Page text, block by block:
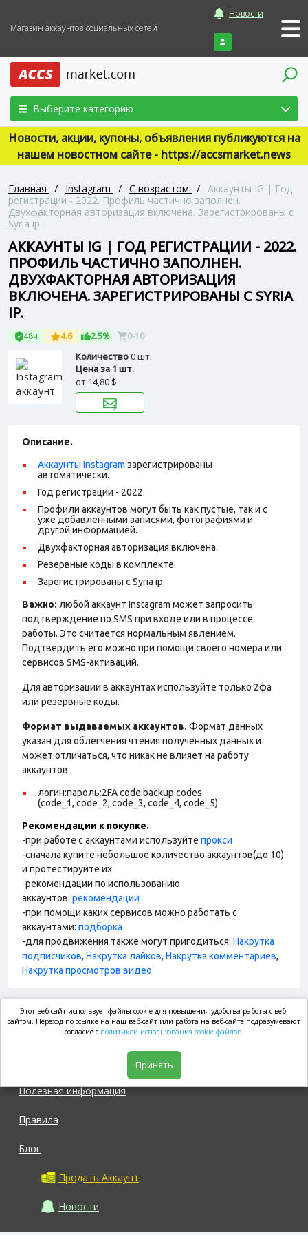
Магазин аккаунтов социальных сетей
Новости
Войти
Выберите категорию
Новости, акции, купоны, объявления публикуются на
нашем новостном сайте - https://accsmarket.news
Главная / Instagram / С возрастом / Аккаунты IG | Год
регистрации - 2022. Профиль частично заполнен.
Двухфакторная авторизация включена. Зарегистрированы с
Syria ip.
АККАУНТЫ IG | ГОД РЕГИСТРАЦИИ - 2022.
ПРОФИЛЬ ЧАСТИЧНО ЗАПОЛНЕН.
ДВУХФАКТОРНАЯ АВТОРИЗАЦИЯ
ВКЛЮЧЕНА. ЗАРЕГИСТРИРОВАНЫ С SYRIA
IP.
48ч 4.6 2.5% 0-10
Количество0 шт.
Цена за 1 шт.
от 14,80 $
Описание.
Аккаунты Instagram зарегистрированы
автоматически.
Год регистрации - 2022.
Профили аккаунтов могут быть как пустые, так и с
уже добавленными записями, фотографиями и
другой информацией.
Двухфакторная авторизация включена.
Резервные коды в комплекте.
Зарегистрированы с Syria ip.
Важно: любой аккаунт Instagram может запросить
подтверждение по SMS при входе или в процессе
работы. Это считается нормальным явлением.
Подтвердить его можно при помощи своего номера или
сервисов SMS-активаций.
Для авторизации в аккаунтах используйте только 2фа
или резервные коды.
Формат выдаваемых аккаунтов. Формат данных
указан для облегчения чтения полученных данных и
может отличаться, что никак не влияет на работу
аккаунтов
логин:пароль:2FA code:backup codes
(code_1, code_2, code_3, code_4, code_5)
Рекомендации к покупке.
-при работе с аккаунтами используйте прокси
-сначала купите небольшое количество аккаунтов(до 10)
и протестируйте их
-рекомендации по использованию
аккаунтов: рекомендации
-при помощи каких сервисов можно работать с
аккаунтами: подборка
-для продвижения также могут пригодиться: Накрутка
подписчиков, Накрутка лайков, Накрутка комментариев,
Накрутка просмотров видео
market.com
Полезная информация
Правила
Блог
Продать Аккаунт
Новости
Этот веб-сайт использует файлы cookie для повышения удобства работы с веб-
сайтом. Переход по ссылке на наш веб-сайт или работа на веб-сайте подразумевают
согласие с политикой использования cookie файлов.
Принять